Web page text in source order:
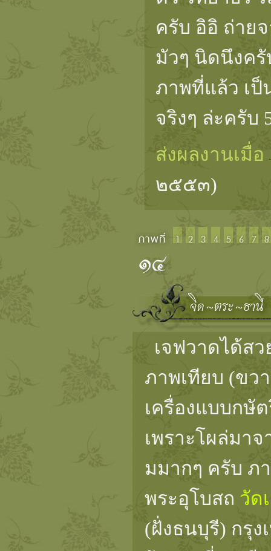
ครับ อิอิ ถ่าย
มัวๆ นิดนึงค
ภาพที่แล้ว เ
จริงๆ ล่ะครับ
ส่งผลงานเมื่อ
๒๕๕๓)
เจฟวาดได้ส
ภาพเทียบ (ขว
เครื่องแบบกษั
เพราะโผล่มา
มมากๆ ครับ ภ
พระอุโบสถ วัด
(ฝั่งธนบุรี) กรุ